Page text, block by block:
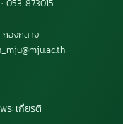
053 873015
กองกลาง
ระเกียรติ